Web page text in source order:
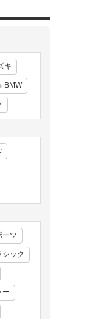
キ
BMW
ーツ
シック
ー